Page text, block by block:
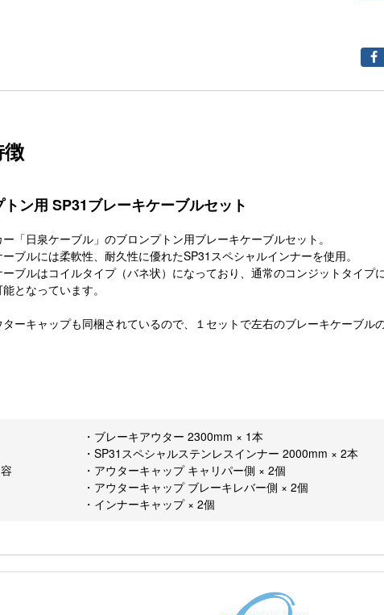
ン用 SP31ブレーキケーブルセット
「日泉ケーブル」のブロンプトン用ブレーキケーブルセット。
ブルには柔軟性、耐久性に優れたSP31スペシャルインナーを使用。
ブルはコイルタイプ（バネ状）になっており、通常のコンジットタイプ
となっています。
ーキャップも同梱されているので、１セットで左右のブレーキケーブル
・ブレーキアウター 2300mm × 1本
・SP31スペシャルステンレスインナー 2000mm × 2本
・アウターキャップ キャリパー側 × 2個
・アウターキャップ ブレーキレバー側 × 2個
・インナーキャップ × 2個